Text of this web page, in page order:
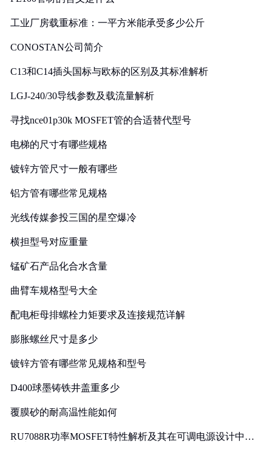
工业厂房载重标准：一平方米能承受多少公斤
CONOSTAN公司简介
C13和C14插头国标与欧标的区别及其标准解析
LGJ-240/30导线参数及载流量解析
寻找nce01p30k MOSFET管的合适替代型号
电梯的尺寸有哪些规格
镀锌方管尺寸一般有哪些
铝方管有哪些常见规格
光线传媒参投三国的星空爆冷
横担型号对应重量
锰矿石产品化合水含量
曲臂车规格型号大全
配电柜母排螺栓力矩要求及连接规范详解
膨胀螺丝尺寸是多少
镀锌方管有哪些常见规格和型号
D400球墨铸铁井盖重多少
覆膜砂的耐高温性能如何
RU7088R功率MOSFET特性解析及其在可调电源设计中的